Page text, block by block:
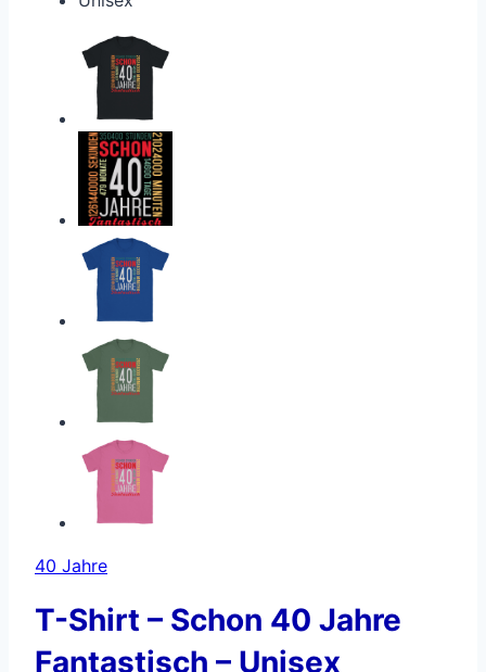
40 Jahre
T-Shirt – Schon 40 Jahre
Fantastisch – Unisex